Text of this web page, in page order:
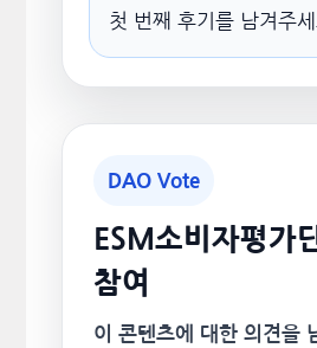
첫 번째 후기를 남겨주세
DAO Vote
ESM소비자평가
참여
이 콘텐츠에 대한 의견을